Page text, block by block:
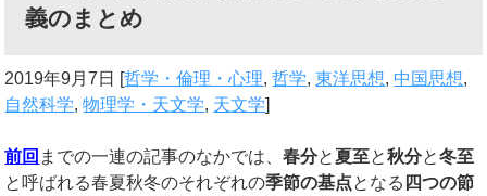
義のまとめ
2019年9月7日 [哲学・倫理・心理,哲学,東洋思想, 中国思想,
自然科学,物理学・天文学, 天文学]
前回 までの一連の記事のなかでは、春分と夏至と秋分と冬至
と呼ばれる春夏秋冬のそれぞれの季節の基点となる 四つの節